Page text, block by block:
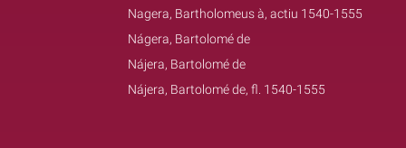
Nagera, Bartholomeus à, actiu 1540-1555
Nágera, Bartolomé de
Nájera, Bartolomé de
Nájera, Bartolomé de, fl. 1540-1555